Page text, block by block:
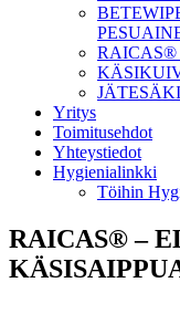
RAICAS®
Yritys
Toimitusehdot
Yhteystiedot
Hygienialinkki
Töihin
RAICAS® –